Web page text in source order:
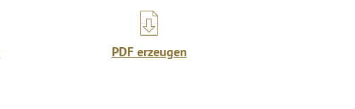
PDF erzeugen